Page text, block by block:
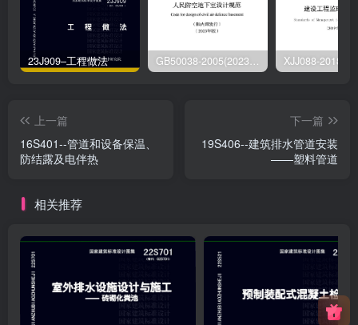
23J909–工程做法 GB50038-2005(2023版)–人民防空地下室设计规范
上一篇
16S401--管道和设备保温、
防结露及电伴热
下一篇
19S406--建筑排水管道安装
——塑料管道
相关推荐